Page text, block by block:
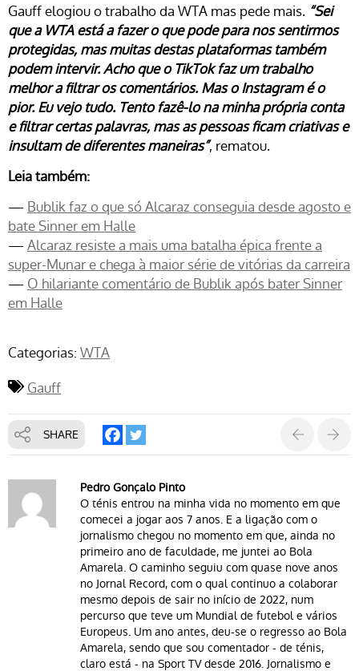
Gauff elogiou o trabalho da WTA mas pede mais. “Sei
que a WTA está a fazer o que pode para nos sentirmos
protegidas, mas muitas destas plataformas também
podem intervir. Acho que o TikTok faz um trabalho
melhor a filtrar os comentários. Mas o Instagram é o
pior. Eu vejo tudo. Tento fazê-lo na minha própria conta
e filtrar certas palavras, mas as pessoas ficam criativas e
insultam de diferentes maneiras”, rematou.
Leia também:
— Bublik faz o que só Alcaraz conseguia desde agosto e
bate Sinner em Halle
— Alcaraz resiste a mais uma batalha épica frente a
super-Munar e chega à maior série de vitórias da carreira
— O hilariante comentário de Bublik após bater Sinner
em Halle
Categorias: WTA
Gauff
SHARE
Pedro Gonçalo Pinto
O ténis entrou na minha vida no momento em que
comecei a jogar aos 7 anos. E a ligação com o
jornalismo chegou no momento em que, ainda no
primeiro ano de faculdade, me juntei ao Bola
Amarela. O caminho seguiu com quase nove anos
no Jornal Record, com o qual continuo a colaborar
mesmo depois de sair no início de 2022, num
percurso que teve um Mundial de futebol e vários
Europeus. Um ano antes, deu-se o regresso ao Bola
Amarela, sendo que sou comentador - de ténis,
claro está - na Sport TV desde 2016. Jornalismo e